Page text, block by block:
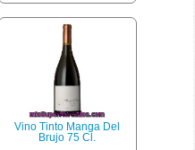
Vino Tinto Manga Del
Brujo 75 Cl.